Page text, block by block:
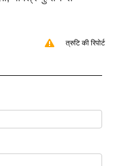
त्रुटि की रिपोर्ट